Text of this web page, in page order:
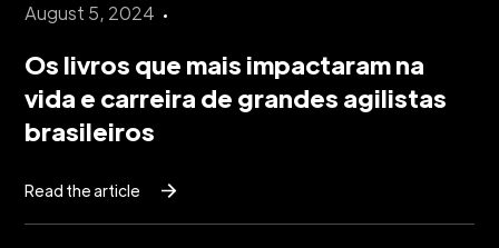
August 5, 2024
Os livros que mais impactaram na
vida e carreira de grandes agilistas
brasileiros
Read the article